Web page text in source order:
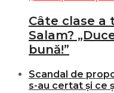
Câte clase a
Salam?
bună!”
Scandal de
s-au certat și ce